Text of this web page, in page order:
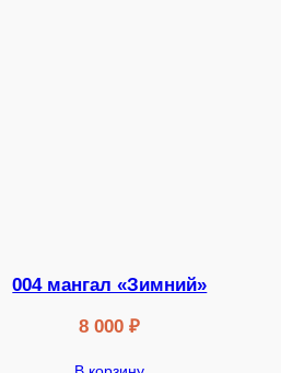
004 мангал «Зимний»
8 000₽